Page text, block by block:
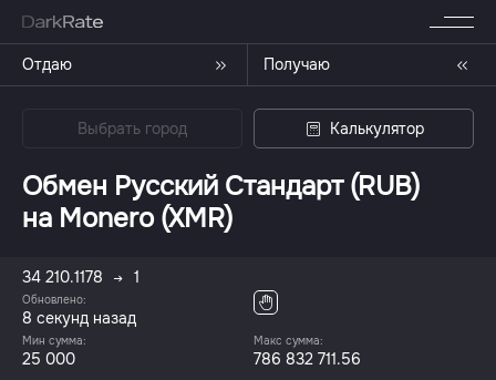
Отдаю Получаю
Выбрать город Калькулятор
Обмен Русский Стандарт (RUB)
на Monero (XMR)
34 210.1178 1
Обновлено:
8 секунд назад
Мин сумма:
25 000
Макс сумма:
786 832 711.56